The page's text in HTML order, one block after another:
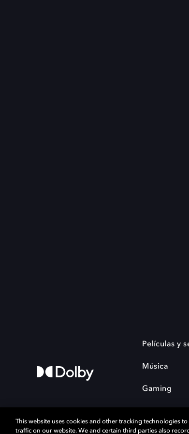
Películas y
Música
Gaming
This website uses cookies and other tracking technologies
traffic on our website. We and certain third parties also